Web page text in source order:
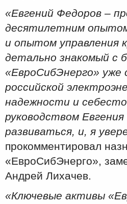
«Евгений Федоров –
десятилетним
и опытом управления
детально знакомый с
«ЕвроСибЭнерго» уже
российской
надежности и
руководством
развиваться, и, я
прокомментировал
«ЕвроСибЭнерго»,
Андрей Лихачев.
«Ключевые активы